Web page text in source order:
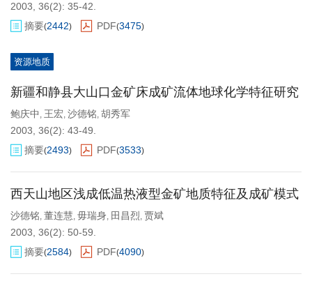
2003, 36(2): 35-42.
摘要(2442) PDF(3475)
资源地质
新疆和静县大山口金矿床成矿流体地球化学特征研究
鲍庆中 , 王宏, 沙德铭, 胡秀军
2003, 36(2): 43-49.
摘要(2493) PDF(3533)
西天山地区浅成低温热液型金矿地质特征及成矿模式
沙德铭, 董连慧, 毋瑞身, 田昌烈, 贾斌
2003, 36(2): 50-59.
摘要(2584) PDF(4090)